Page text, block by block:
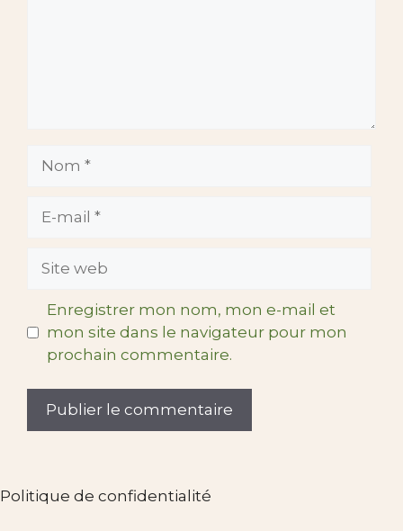
mail
web
Enregistrer mon nom, mon e-mail et
mon site dans le navigateur pour mon
prochain commentaire.
Politique de confidentialité